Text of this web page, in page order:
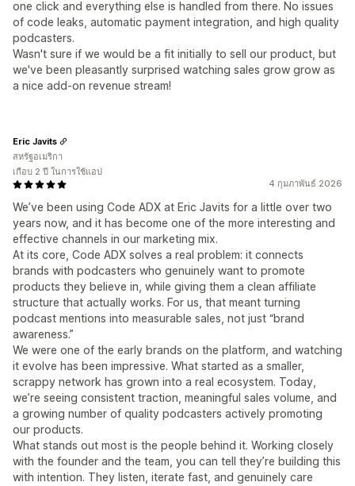
one click and everything else is handled from there. No issues
of code leaks, automatic payment integration, and high quality
podcasters.
Wasn't sure if we would be a fit initially to sell our product, but
we've been pleasantly surprised watching sales grow grow as
a nice add-on revenue stream!
4 กุมภาพันธ์ 2026
We’ve been using Code ADX at Eric Javits for a little over two
years now, and it has become one of the more interesting and
effective channels in our marketing mix.
At its core, Code ADX solves a real problem: it connects
brands with podcasters who genuinely want to promote
products they believe in, while giving them a clean affiliate
structure that actually works. For us, that meant turning
podcast mentions into measurable sales, not just “brand
awareness.”
We were one of the early brands on the platform, and watching
it evolve has been impressive. What started as a smaller,
scrappy network has grown into a real ecosystem. Today,
we’re seeing consistent traction, meaningful sales volume, and
a growing number of quality podcasters actively promoting
our products.
What stands out most is the people behind it. Working closely
with the founder and the team, you can tell they’re building this
with intention. They listen, iterate fast, and genuinely care
Eric Javits
สหรัฐอเมริกา
เกือบ 2 ปี ในการใช้แอป